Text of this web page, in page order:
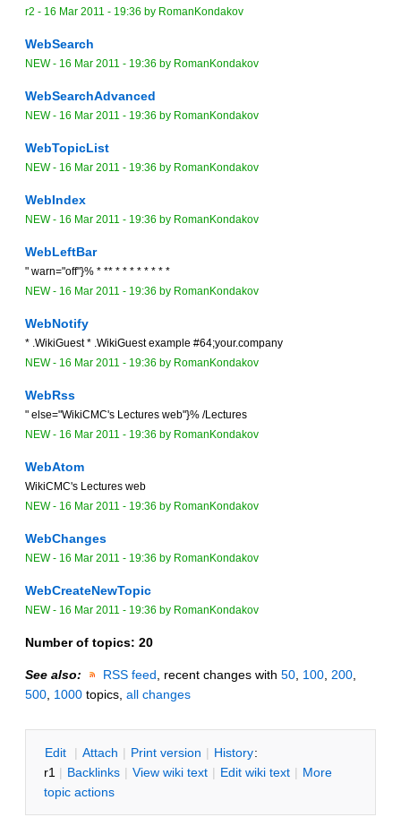
r2 - 16 Mar 2011 - 19:36 by RomanKondakov
WebSearch
NEW- 16 Mar 2011 - 19:36 by RomanKondakov
WebSearchAdvanced
NEW- 16 Mar 2011 - 19:36 by RomanKondakov
WebTopicList
NEW- 16 Mar 2011 - 19:36 by RomanKondakov
WebIndex
NEW- 16 Mar 2011 - 19:36 by RomanKondakov
WebLeftBar
" warn="off"}% * ** * * * * * * * *
NEW- 16 Mar 2011 - 19:36 by RomanKondakov
WebNotify
* .WikiGuest * .WikiGuest example #64;your.company
NEW- 16 Mar 2011 - 19:36 by RomanKondakov
WebRss
" else="WikiCMC's Lectures web"}% /Lectures
NEW- 16 Mar 2011 - 19:36 by RomanKondakov
WebAtom
WikiCMC's Lectures web
NEW- 16 Mar 2011 - 19:36 by RomanKondakov
WebChanges
NEW- 16 Mar 2011 - 19:36 by RomanKondakov
WebCreateNewTopic
NEW- 16 Mar 2011 - 19:36 by RomanKondakov
Number of topics: 20
See also: RSS feed , recent changes with 50 100 200
500 1000 topics, all changes
Edit | Attach | Print version | History:
r1 | Backlinks | View wiki text | Edit wiki text | More
topic actions